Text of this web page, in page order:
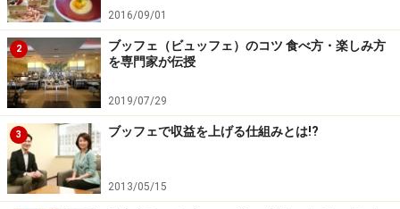
2016/09/01
2
ブッフェ（ビュッフェ）のコツ 食べ方・楽しみ方
を専門家が伝授
2019/07/29
3 ブッフェで収益を上げる仕組みとは!?
2013/05/15